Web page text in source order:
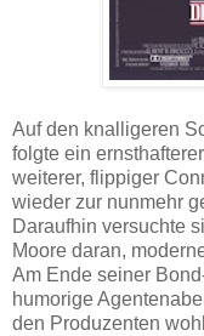
Auf den knalligeren
folgte ein
weiterer, flippiger
wieder zur nunmehr
Daraufhin versuchte
Moore daran,
Am Ende seiner
humorige
den Produzenten